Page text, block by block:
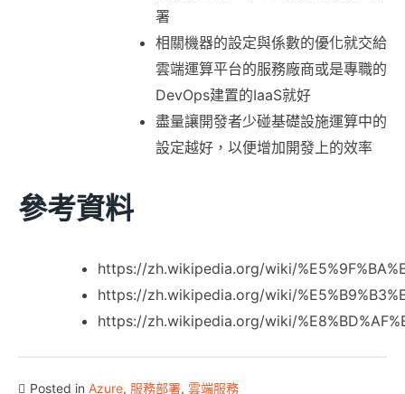
署
相關機器的設定與係數的優化就交給
雲端運算平台的服務廠商或是專職的
DevOps建置的IaaS就好
盡量讓開發者少碰基礎設施運算中的
設定越好，以便增加開發上的效率
參考資料
https://zh.wikipedia.org/wiki/
https://zh.wikipedia.org/wiki/
https://zh.wikipedia.org/wiki/
Posted in Azure, 服務部署, 雲端服務